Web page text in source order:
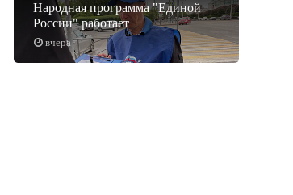
вчера
Народная программа "Единой
России" работает